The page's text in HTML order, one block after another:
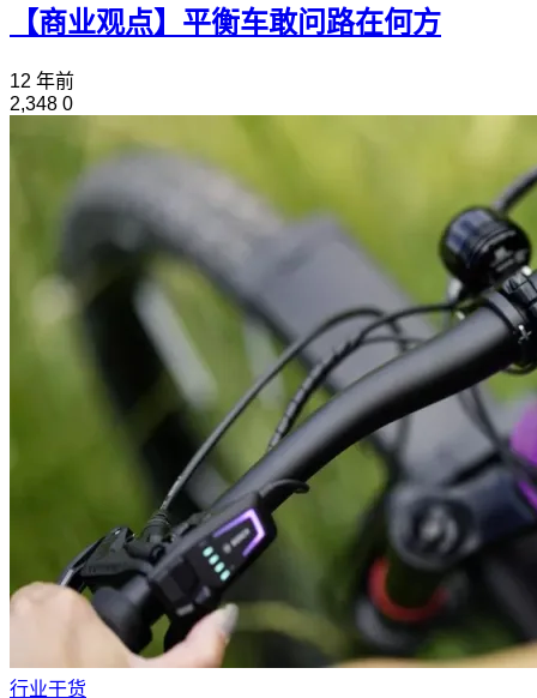
【商业观点】平衡车敢问路在何方
12 年前
2,348 0
行业干货